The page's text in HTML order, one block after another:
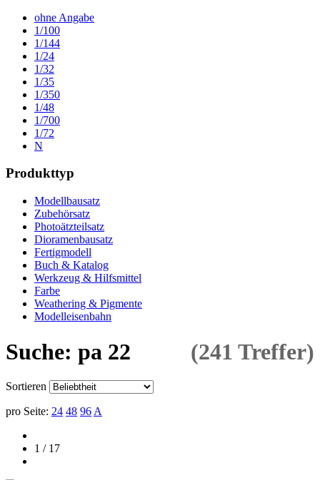
ohne Angabe
1/100
1/144
1/24
1/32
1/35
1/350
1/48
1/700
1/72
N
Produkttyp
Modellbausatz
Zubehörsatz
Photoätzteilsatz
Dioramenbausatz
Fertigmodell
Buch & Katalog
Werkzeug & Hilfsmittel
Farbe
Weathering & Pigmente
Modelleisenbahn
Suche: pa 22 (241 Treffer)
Sortieren
pro Seite: 24 48 96 A
1 / 17